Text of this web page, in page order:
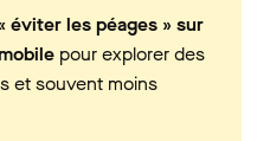
éviter les péages » sur
pour explorer des
et souvent moins